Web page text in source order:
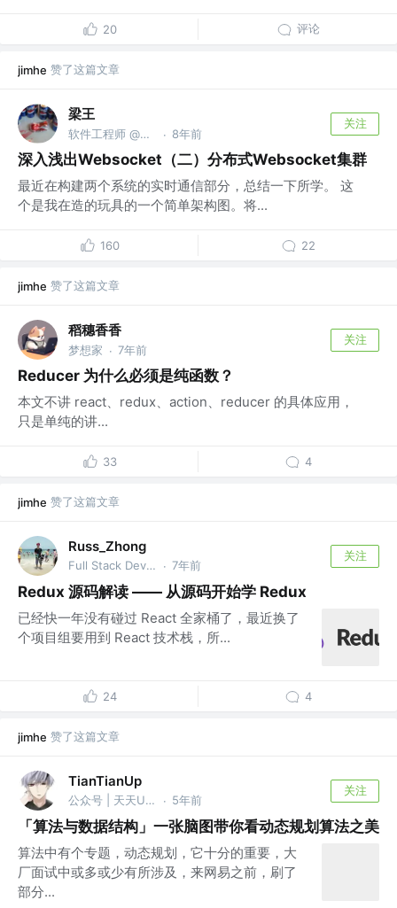
20 评论
jimhe 赞了这篇文章
梁王
软件工程师 @Microsoft · 8年前
关注
深入浅出Websocket（二）分布式Websocket集群
最近在构建两个系统的实时通信部分，总结一下所学。 这
个是我在造的玩具的一个简单架构图。将...
160 22
jimhe 赞了这篇文章
稻穗香香
梦想家 · 7年前
关注
Reducer 为什么必须是纯函数？
本文不讲 react、redux、action、reducer 的具体应用，
只是单纯的讲...
33 4
jimhe 赞了这篇文章
Russ_Zhong
Full Stack Developer @腾讯 & Shopee · 7年前
关注
Redux 源码解读 —— 从源码开始学 Redux
已经快一年没有碰过 React 全家桶了，最近换了
个项目组要用到 React 技术栈，所...
24 4
jimhe 赞了这篇文章
TianTianUp
公众号 | 天天Up @腾讯 · 5年前
关注
「算法与数据结构」一张脑图带你看动态规划算法之美
算法中有个专题，动态规划，它十分的重要，大
厂面试中或多或少有所涉及，来网易之前，刷了
部分...